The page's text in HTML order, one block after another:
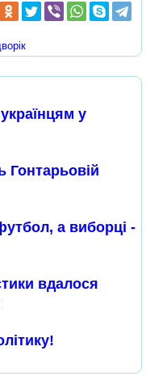
у
Гонтарьовій
а виборці -
вдалося